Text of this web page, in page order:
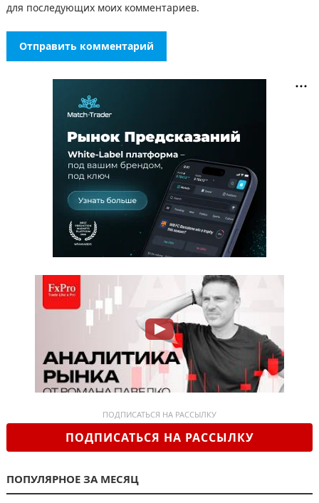
для последующих моих комментариев.
ПОДПИСАТЬСЯ НА РАССЫЛКУ
ПОДПИСАТЬСЯ НА РАССЫЛКУ
ПОПУЛЯРНОЕ ЗА МЕСЯЦ